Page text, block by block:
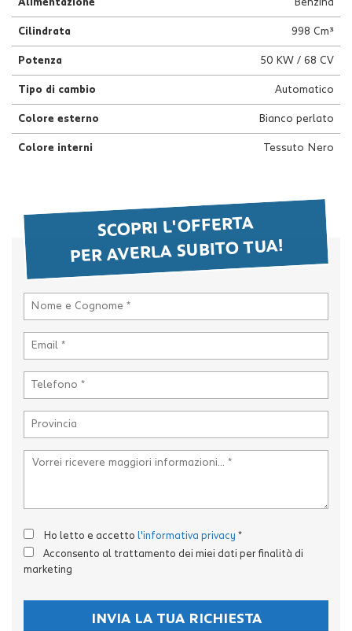
Cilindrata 998 Cm³
Potenza 50 KW / 68 CV
Tipo di cambio Automatico
Colore esterno Bianco perlato
Colore interni Tessuto Nero
SCOPRI L'OFFERTA
PER AVERLA SUBITO TUA!
Ho letto e accetto l'informativa privacy *
Acconsento al trattamento dei miei dati per finalità di
marketing
INVIA LA TUA RICHIESTA
questi
strumenti
di
tracciamento
si
rimanda
cookie
policy.
le
tue
scelte
in
qualsiasi
Cookie necessari
Cookie delle preferenze
Cookie per il miglioramento dell'esperienza utente
Cookie analitici